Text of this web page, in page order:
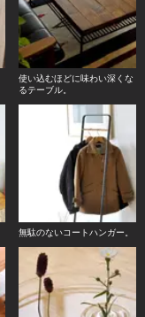
使い込むほどに味わい深くな
るテーブル。
無駄のないコートハンガー。